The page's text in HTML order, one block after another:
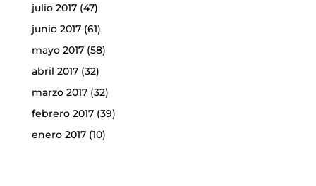
julio 2017(47)
junio 2017(61)
mayo 2017(58)
abril 2017(32)
marzo 2017(32)
febrero 2017(39)
enero 2017(10)